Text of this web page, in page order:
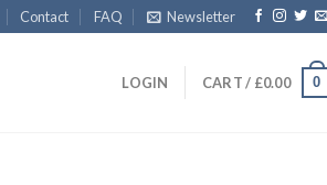
Contact FAQ Newsletter
LOGIN CART / £0.00 0